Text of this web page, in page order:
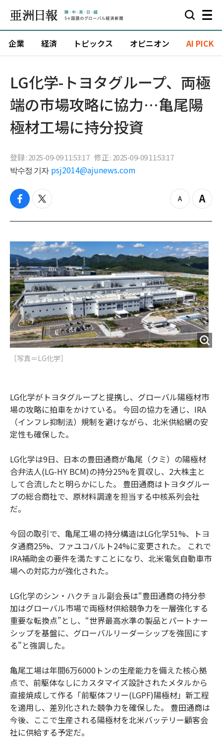
企業 経済 トピックス オピニオン AI PICK
LG化学-トヨタグループ、両極
端の市場攻略に協力…亀尾陽
極材工場に持分投資
登録 : 2025-09-09 11:53:17 修正 : 2025-09-09 11:53:17
박수정 기자 psj2014@ajunews.com
f
c
b
o
o
k
t
i
t
e
r
z
o
o
u
t
Z
o
i
n
［写真＝LG化学］
LG化学がトヨタグループと提携し、グローバル陽極材市
場の攻略に拍車をかけている。 今回の協力を通じ、IRA
（インフレ抑制法）規制を避けながら、北米供給網の安
定性も確保した。
LG化学は9日、日本の豊田通商が亀尾（クミ）の陽極材
合弁法人(LG-HY BCM)の持分25%を買収し、2大株主と
して合流したと明らかにした。 豊田通商はトヨタグルー
プの総合商社で、原材料調達を担当する中核系列会社
だ。
今回の取引で、亀尾工場の持分構造はLG化学51%、トヨ
タ通商25%、ファユコバルト24%に変更された。 これで
IRA補助金の要件を満たすことになり、北米電気自動車市
場への対応力が強化された。
LG化学のシン・ハクチョル副会長は“豊田通商の持分参
加はグローバル市場で両極材供給競争力を一層強化する
重要な転換点”とし、“世界最高水準の製品とパートナー
シップを基盤に、グローバルリーダーシップを強固にす
る”と強調した。
亀尾工場は年間6万6000トンの生産能力を備えた核心拠
点で、前駆体なしにカスタマイズ設計されたメタルから
直接焼成して作る「前駆体フリー(LGPF)陽極材」新工程
を適用し、差別化された競争力を確保した。 豊田通商は
今後、ここで生産される陽極材を北米バッテリー顧客会
社に供給する予定だ。